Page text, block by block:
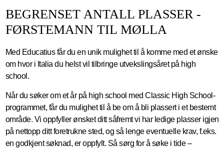
BEGRENSET ANTALL PLASSER -
FØRSTEMANN TIL MØLLA
Med Educatius får du en unik mulighet til å komme med et ønske
om hvor i Italia du helst vil tilbringe utvekslingsåret på high
school.
Når du søker om et år på high school med Classic High School-
programmet, får du mulighet til å be om å bli plassert i et bestemt
område. Vi oppfyller ønsket ditt såfremt vi har ledige plasser igjen
på nettopp ditt foretrukne sted, og så lenge eventuelle krav, f.eks.
en godkjent søknad, er oppfylt. Så sørg for å søke i tide –